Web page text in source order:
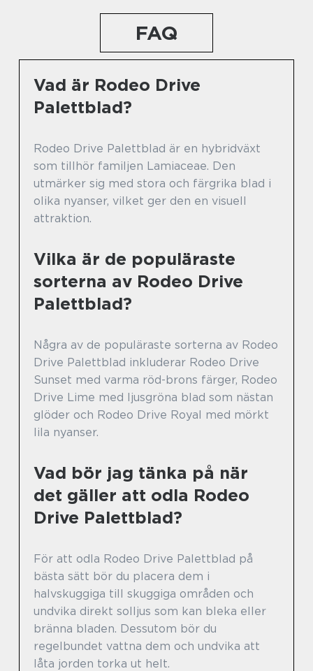
FAQ
Vad är Rodeo Drive
Palettblad?
Rodeo Drive Palettblad är en hybridväxt
som tillhör familjen Lamiaceae. Den
utmärker sig med stora och färgrika blad i
olika nyanser, vilket ger den en visuell
attraktion.
Vilka är de populäraste
sorterna av Rodeo Drive
Palettblad?
Några av de populäraste sorterna av Rodeo
Drive Palettblad inkluderar Rodeo Drive
Sunset med varma röd-brons färger, Rodeo
Drive Lime med ljusgröna blad som nästan
glöder och Rodeo Drive Royal med mörkt
lila nyanser.
Vad bör jag tänka på när
det gäller att odla Rodeo
Drive Palettblad?
För att odla Rodeo Drive Palettblad på
bästa sätt bör du placera dem i
halvskuggiga till skuggiga områden och
undvika direkt solljus som kan bleka eller
bränna bladen. Dessutom bör du
regelbundet vattna dem och undvika att
låta jorden torka ut helt.